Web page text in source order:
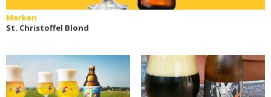
Merken
St. Christoffel Blond